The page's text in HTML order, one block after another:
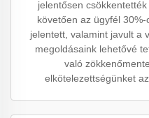
jelentősen
követően az ügyfél
jelentett, valamint javult a
megoldásaink lehetővé
való
elkötelezettségünket